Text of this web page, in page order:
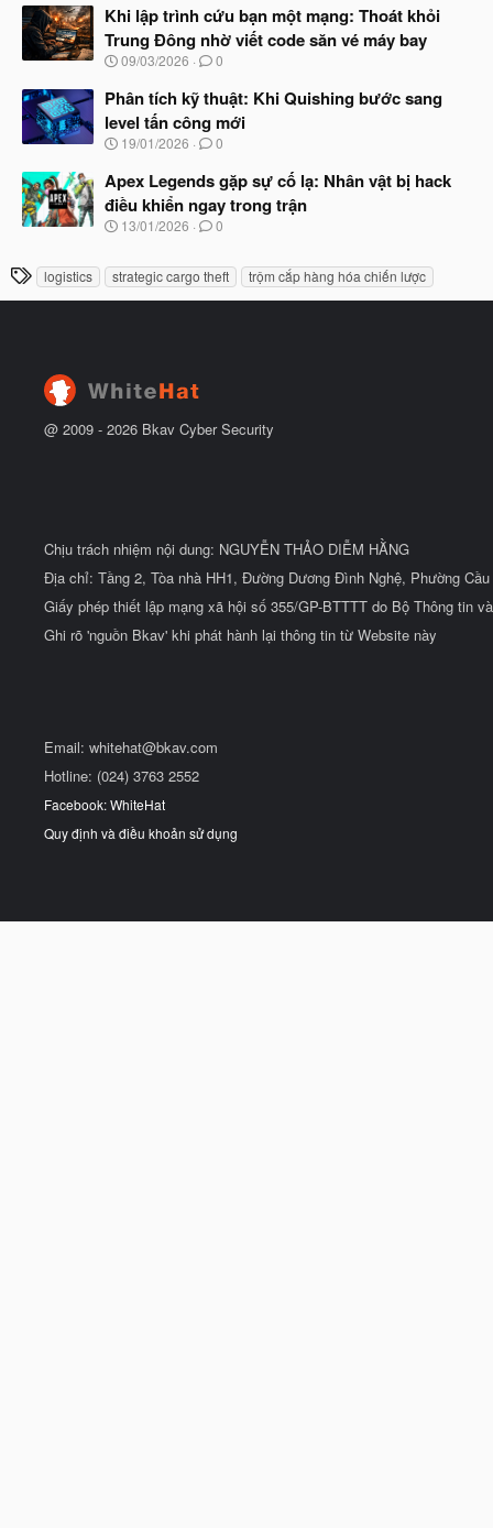
đ
ầ
u
à
y
b
ắ
đ
ầ
u
Khi lập trình cứu bạn một mạng: Thoát khỏi
Trung Đông nhờ viết code săn vé máy bay
N
à
b
ắ
đ
ầ
u
09/03/2026 0
Phân tích kỹ thuật: Khi Quishing bước sang
level tấn công mới
N
à
y
b
ắ
đ
ầ
u
19/01/2026 0
Apex Legends gặp sự cố lạ: Nhân vật bị hack
điều khiển ngay trong trận
N
y
u
13/01/2026 0
T
h
logistics strategic cargo theft trộm cắp hàng hóa chiến lược
@ 2009 - 2026 Bkav Cyber Security
Chịu trách nhiệm nội dung: NGUYỄN THẢO DIỄM HẰNG
Địa chỉ: Tầng 2, Tòa nhà HH1, Đường Dương Đình Nghệ, Phường
Giấy phép thiết lập mạng xã hội số 355/GP-BTTTT do Bộ Thông tin
Ghi rõ 'nguồn Bkav' khi phát hành lại thông tin từ Website này
Email: whitehat@bkav.com
Hotline: (024) 3763 2552
Facebook: WhiteHat
Quy định và điều khoản sử dụng